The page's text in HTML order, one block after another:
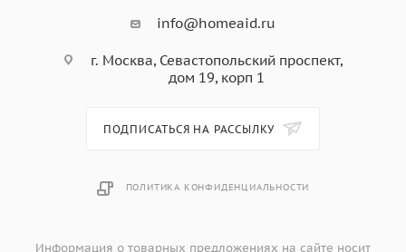
info@homeaid.ru
г. Москва, Севастопольский проспект,
дом 19, корп 1
ПОДПИСАТЬСЯ НА РАССЫЛКУ
ПОЛИТИКА КОНФИДЕНЦИАЛЬНОСТИ
Информация о товарных предложениях на сайте носит